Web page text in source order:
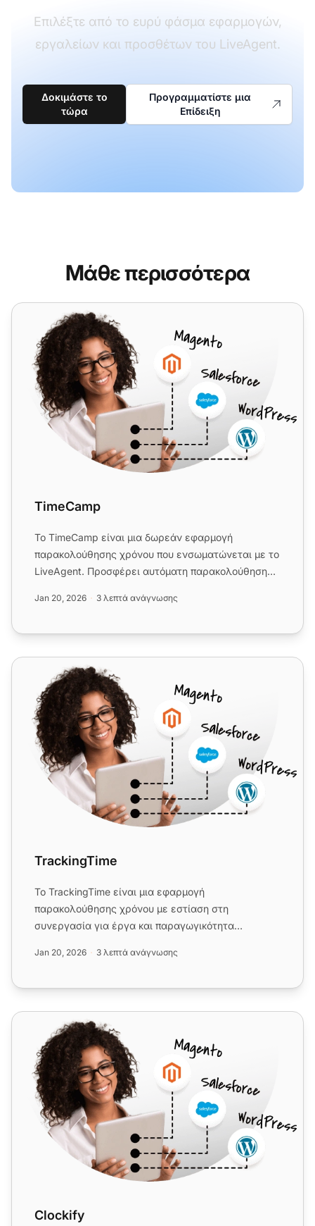
Επιλέξτε από το ευρύ φάσμα εφαρμογών,
εργαλείων και προσθέτων του LiveAgent.
Δοκιμάστε το
τώρα
Προγραμματίστε μια
Επίδειξη
Μάθε περισσότερα
TimeCamp
TimeCamp
Το TimeCamp είναι μια δωρεάν εφαρμογή
παρακολούθησης χρόνου που ενσωματώνεται με το
LiveAgent. Προσφέρει αυτόματη παρακολούθηση
Jan 20, 2026 3 λεπτά ανάγνωσης
TrackingTime
TrackingTime
Το TrackingTime είναι μια εφαρμογή
παρακολούθησης χρόνου με εστίαση στη
συνεργασία για έργα και παραγωγικότητα
TrackingTime...
Jan 20, 2026 3 λεπτά ανάγνωσης
Clockify
Clockify